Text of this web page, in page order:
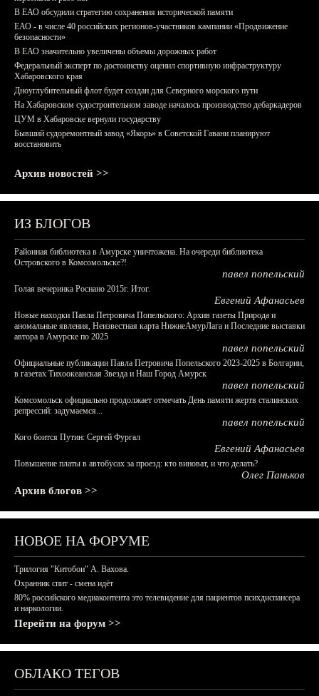
В ЕАО обсудили стратегию сохранения исторической памяти
ЕАО - в числе 40 российских регионов-участников кампании «Продвижение
безопасности»
В ЕАО значительно увеличены объемы дорожных работ
Федеральный эксперт по достоинству оценил спортивную инфраструктуру
Хабаровского края
Дноуглубительный флот будет создан для Северного морского пути
На Хабаровском судостроительном заводе началось производство дебаркадеров
ЦУМ в Хабаровске вернули государству
Бывший судоремонтный завод «Якорь» в Советской Гавани планируют
восстановить
Архив новостей >>
ИЗ БЛОГОВ
Районная библиотека в Амурске уничтожена. На очереди библиотека
Островского в Комсомольске?!
павел попельский
Голая вечеринка Роснано 2015г. Итог.
Евгений Афанасьев
Новые находки Павла Петровича Попельского: Архив газеты Природа и
аномальные явления, Неизвестная карта НижнеАмурЛага и Последние выставки
автора в Амурске по 2025
павел попельский
Официальные публикации Павла Петровича Попельского 2023-2025 в Болгарии,
в газетах Тихоокеанская Звезда и Наш Город Амурск
павел попельский
Комсомольск официально продолжает отмечать День памяти жертв сталинских
репрессий: задумаемся...
павел попельский
Кого боится Путин: Сергей Фургал
Евгений Афанасьев
Повышение платы в автобусах за проезд: кто виноват, и что делать?
Олег Паньков
Архив блогов >>
НОВОЕ НА ФОРУМЕ
Трилогия "Китобои" А. Вахова.
Охранник спит - смена идёт
80% российского медиаконтента это телевидение для пациентов психдиспансера
и наркологии.
Перейти на форум >>
ОБЛАКО ТЕГОВ